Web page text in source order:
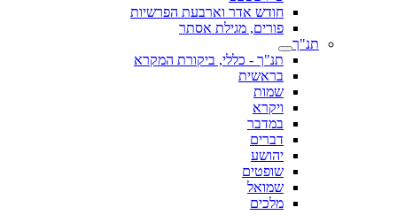
חודש אדר וארבעת הפרשיות
פורים, מגילת אסתר
תנ"ך
תנ"ך - כללי, ביקורת המקרא
בראשית
שמות
ויקרא
במדבר
דברים
יהושע
שופטים
שמואל
מלכים